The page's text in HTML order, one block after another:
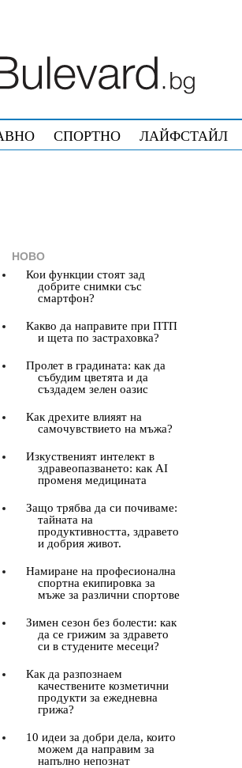
СПОРТНО ЛАЙФСТАЙЛ
НОВО
Кои функции стоят зад
добрите снимки със
смартфон?
Какво да направите при ПТП
и щета по застраховка?
Пролет в градината: как да
събудим цветята и да
създадем зелен оазис
Как дрехите влияят на
самочувствието на мъжа?
Изкуственият интелект в
здравеопазването: как AI
променя медицината
Защо трябва да си почиваме:
тайната на
продуктивността, здравето
и добрия живот.
Намиране на професионална
спортна екипировка за
мъже за различни спортове
Зимен сезон без болести: как
да се грижим за здравето
си в студените месеци?
Как да разпознаем
качествените козметични
продукти за ежедневна
грижа?
10 идеи за добри дела, които
можем да направим за
напълно непознат